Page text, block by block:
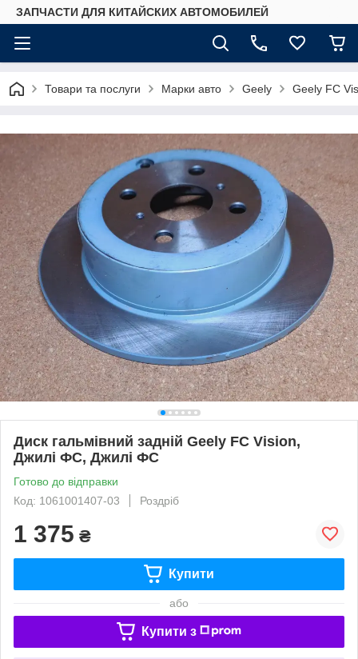
ЗАПЧАСТИ ДЛЯ КИТАЙСКИХ АВТОМОБИЛЕЙ
Товари та послуги Марки авто Geely Geely FC
Диск гальмівний задній Geely FC Vision,
Джилі ФС, Джилі ФС
Готово до відправки
Код: 1061001407-03
Роздріб
1 375 ₴
Купити
або
Купити з